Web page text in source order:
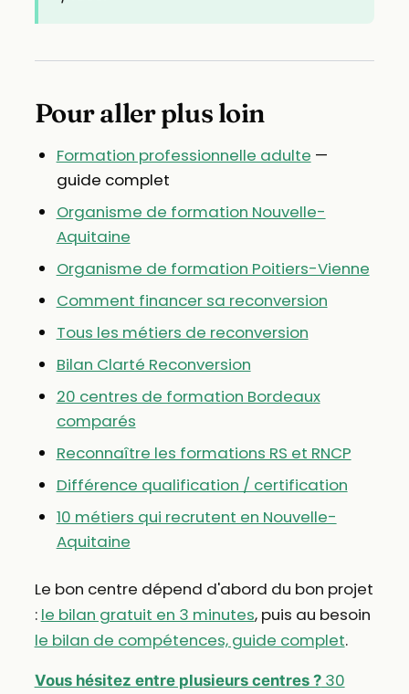
Pour aller plus loin
Formation professionnelle adulte —
guide complet
Organisme de formation Nouvelle-
Aquitaine
Organisme de formation Poitiers-Vienne
Comment financer sa reconversion
Tous les métiers de reconversion
Bilan Clarté Reconversion
20 centres de formation Bordeaux
comparés
Reconnaître les formations RS et RNCP
Différence qualification / certification
10 métiers qui recrutent en Nouvelle-
Aquitaine
Le bon centre dépend d'abord du bon projet
: le bilan gratuit en 3 minutes, puis au besoin
le bilan de compétences, guide complet.
Vous hésitez entre plusieurs centres ?30